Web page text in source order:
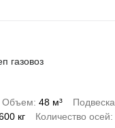
газовоз
Объем 48 м³ Подвеска
кг Количество осей